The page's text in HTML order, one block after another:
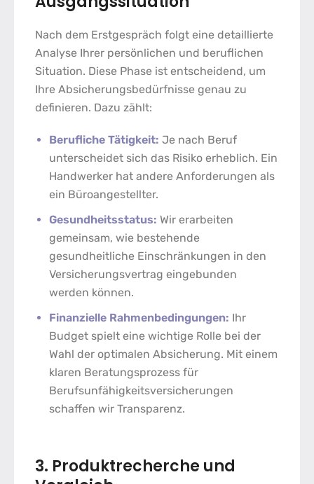
Nach dem Erstgespräch folgt eine detaillierte
Analyse Ihrer persönlichen und beruflichen
Situation. Diese Phase ist entscheidend, um
Ihre Absicherungsbedürfnisse genau zu
definieren. Dazu zählt:
Berufliche Tätigkeit: Je nach Beruf
unterscheidet sich das Risiko erheblich. Ein
Handwerker hat andere Anforderungen als
ein Büroangestellter.
Gesundheitsstatus: Wir erarbeiten
gemeinsam, wie bestehende
gesundheitliche Einschränkungen in den
Versicherungsvertrag eingebunden
werden können.
Finanzielle Rahmenbedingungen: Ihr
Budget spielt eine wichtige Rolle bei der
Wahl der optimalen Absicherung. Mit einem
klaren Beratungsprozess für
Berufsunfähigkeitsversicherungen
schaffen wir Transparenz.
3. Produktrecherche und